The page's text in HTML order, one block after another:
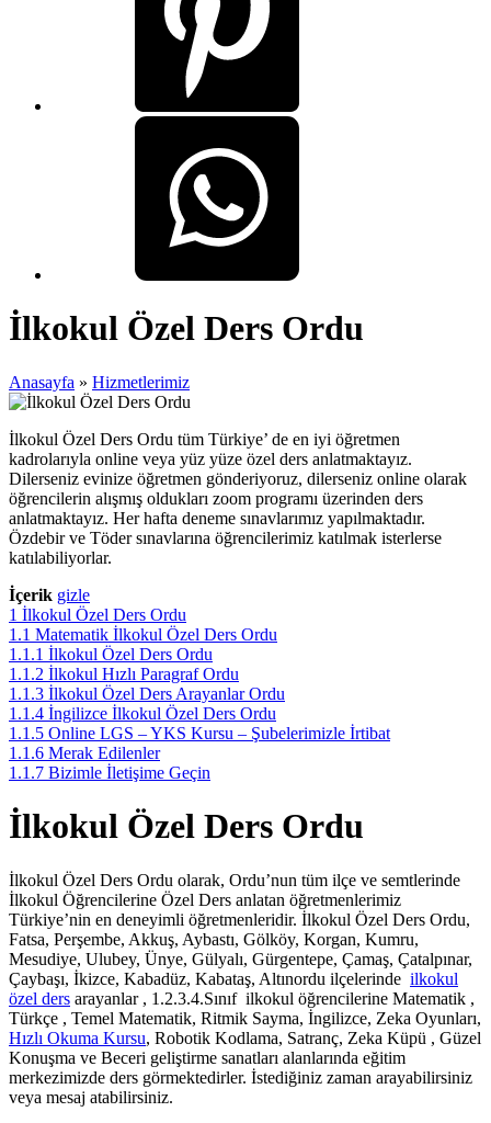
İlkokul Özel Ders Ordu
Anasayfa » Hizmetlerimiz
İlkokul Özel Ders Ordu tüm Türkiye’ de en iyi öğretmen
kadrolarıyla online veya yüz yüze özel ders anlatmaktayız.
Dilerseniz evinize öğretmen gönderiyoruz, dilerseniz online olarak
öğrencilerin alışmış oldukları zoom programı üzerinden ders
anlatmaktayız. Her hafta deneme sınavlarımız yapılmaktadır.
Özdebir ve Töder sınavlarına öğrencilerimiz katılmak isterlerse
katılabiliyorlar.
İçerik gizle
1 İlkokul Özel Ders Ordu
1.1 Matematik İlkokul Özel Ders Ordu
1.1.1 İlkokul Özel Ders Ordu
1.1.2 İlkokul Hızlı Paragraf Ordu
1.1.3 İlkokul Özel Ders Arayanlar Ordu
1.1.4 İngilizce İlkokul Özel Ders Ordu
1.1.5 Online LGS – YKS Kursu – Şubelerimizle İrtibat
1.1.6 Merak Edilenler
1.1.7 Bizimle İletişime Geçin
İlkokul Özel Ders Ordu
İlkokul Özel Ders Ordu olarak, Ordu’nun tüm ilçe ve semtlerinde
İlkokul Öğrencilerine Özel Ders anlatan öğretmenlerimiz
Türkiye’nin en deneyimli öğretmenleridir. İlkokul Özel Ders Ordu,
Fatsa, Perşembe, Akkuş, Aybastı, Gölköy, Korgan, Kumru,
Mesudiye, Ulubey, Ünye, Gülyalı, Gürgentepe, Çamaş, Çatalpınar,
Çaybaşı, İkizce, Kabadüz, Kabataş, Altınordu ilçelerinde ilkokul
özel ders arayanlar , 1.2.3.4.Sınıf ilkokul öğrencilerine Matematik ,
Türkçe , Temel Matematik, Ritmik Sayma, İngilizce, Zeka Oyunları,
Hızlı Okuma Kursu, Robotik Kodlama, Satranç, Zeka Küpü , Güzel
Konuşma ve Beceri geliştirme sanatları alanlarında eğitim
merkezimizde ders görmektedirler. İstediğiniz zaman arayabilirsiniz
veya mesaj atabilirsiniz.